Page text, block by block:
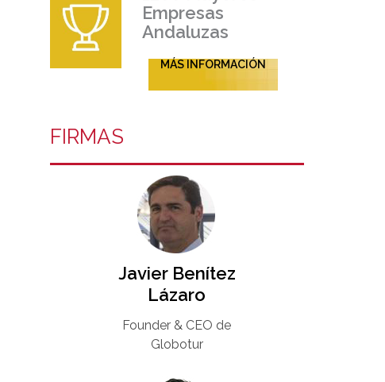
Empresas
Andaluzas
MÁS INFORMACIÓN
FIRMAS
Javier Benítez
Lázaro
Founder & CEO de
Globotur​